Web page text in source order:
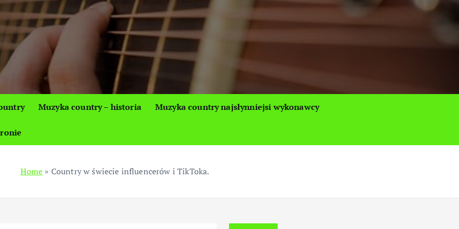
Muzyka country – historia Muzyka country najsłynniejsi wykonawcy
Home » Country w świecie influencerów i TikToka.